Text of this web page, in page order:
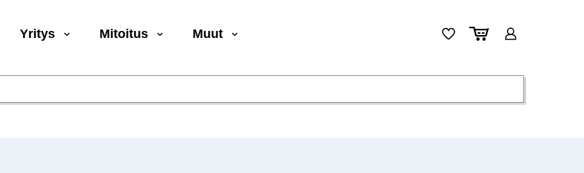
Yritys Mitoitus Muut